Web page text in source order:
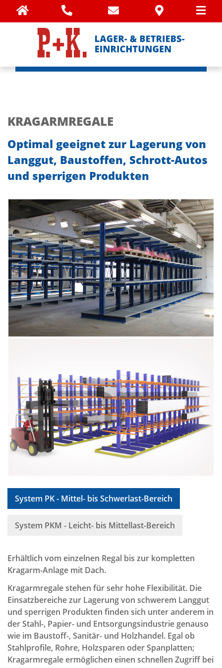
KRAGARMREGALE
Optimal geeignet zur Lagerung von
Langgut, Baustoffen, Schrott-Autos
und sperrigen Produkten
System PK - Mittel- bis Schwerlast-Bereich
System PKM - Leicht- bis Mittellast-Bereich
Erhältlich vom einzelnen Regal bis zur kompletten
Kragarm-Anlage mit Dach.
Kragarmregale stehen für sehr hohe Flexibilität. Die
Einsatzbereiche zur Lagerung von schwerem Langgut
und sperrigen Produkten finden sich unter anderem in
der Stahl-, Papier- und Entsorgungsindustrie genauso
wie im Baustoff-, Sanitär- und Holzhandel. Egal ob
Stahlprofile, Rohre, Holzsparen oder Spanplatten;
Kragarmregale ermöglichen einen schnellen Zugriff bei